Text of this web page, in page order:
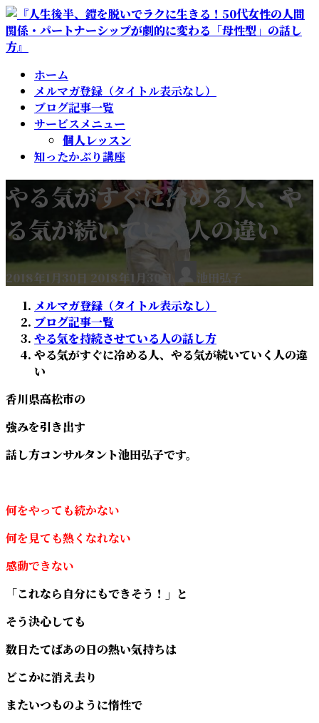
コ
ン
テ
ナ
ビ
ゲ
ホーム
メルマガ登録（タイトル表示なし）
ブログ記事一覧
サービスメニュー
個人レッスン
知ったかぶり講座
やる気がすぐに冷める人、や
る気が続いていく人の違い
2018年1月30日 終
更
新
日
時
2018年1月30日
池田弘子
メルマガ登録（タイトル表示なし）
ブログ記事一覧
やる気を持続させている人の話し方
やる気がすぐに冷める人、やる気が続いていく人の違
い
香川県高松市の
強みを引き出す
話し方コンサルタント池田弘子です。
何をやっても続かない
何を見ても熱くなれない
感動できない
「これなら自分にもできそう！」と
そう決心しても
数日たてばあの日の熱い気持ちは
どこかに消え去り
またいつものように惰性で